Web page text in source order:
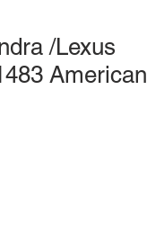
/Lexus
American